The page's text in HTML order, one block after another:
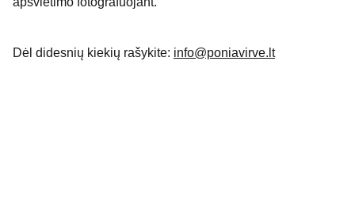
Dėl didesnių kiekių rašykite: info@poniavirve.lt